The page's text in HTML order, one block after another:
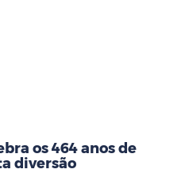
os 464 anos de
diversão